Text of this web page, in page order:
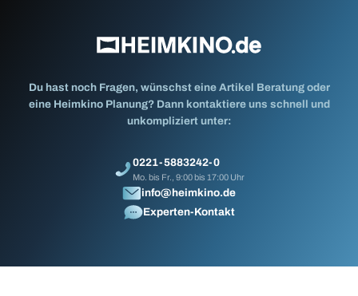
Du hast noch Fragen, wünschst eine Artikel Beratung oder
eine Heimkino Planung? Dann kontaktiere uns schnell und
unkompliziert unter:
0221-5883242-0
Mo. bis Fr., 9:00 bis 17:00 Uhr
info@heimkino.de
Experten-Kontakt